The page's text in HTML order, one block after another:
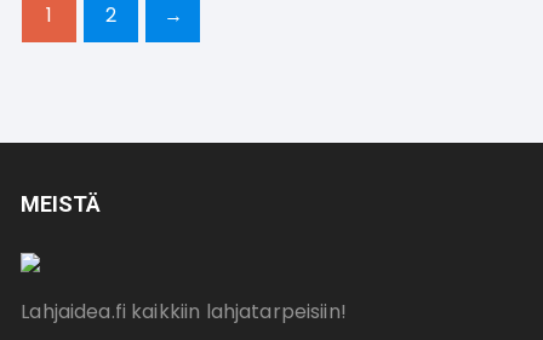
1 2 →
MEISTÄ
Lahjaidea.fi kaikkiin lahjatarpeisiin!